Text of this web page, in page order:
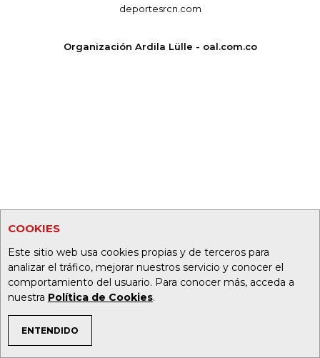
COOKIES
Este sitio web usa cookies propias y de terceros para
analizar el tráfico, mejorar nuestros servicio y conocer el
comportamiento del usuario. Para conocer más, acceda a
nuestra Política de Cookies.
ENTENDIDO
TEMAS DE INTERÉS
deportesrcn.com
Organización Ardila Lülle - oal.com.co